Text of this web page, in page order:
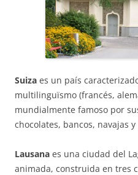
Suiza es un país
multilinguïsmo (francés,
mundialmente famoso por
chocolates, bancos, navajas
Lausana es una ciudad del
animada, construida en tres